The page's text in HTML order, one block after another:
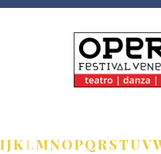
IJKLMNOPQRSTUV